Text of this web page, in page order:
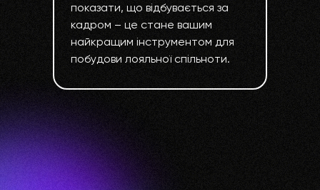
показати, що відбувається за
кадром – це стане вашим
найкращим інструментом для
побудови лояльної спільноти.